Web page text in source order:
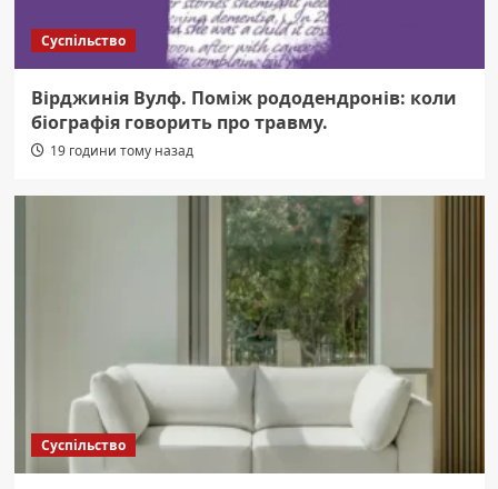
Суспільство
Вірджинія Вулф. Поміж рододендронів: коли
біографія говорить про травму.
19 години тому назад
Суспільство